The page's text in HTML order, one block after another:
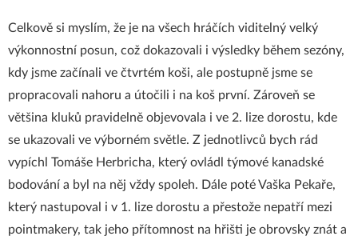
Celkově si myslím, že je na všech hráčích viditelný velký
výkonnostní posun, což dokazovali i výsledky během sezóny,
kdy jsme začínali ve čtvrtém koši, ale postupně jsme se
propracovali nahoru a útočili i na koš první. Zároveň se
většina kluků pravidelně objevovala i ve 2. lize dorostu, kde
se ukazovali ve výborném světle. Z jednotlivců bych rád
vypíchl Tomáše Herbricha, který ovládl týmové kanadské
bodování a byl na něj vždy spoleh. Dále poté Vaška Pekaře,
který nastupoval i v 1. lize dorostu a přestože nepatří mezi
pointmakery, tak jeho přítomnost na hřišti je obrovsky znát a